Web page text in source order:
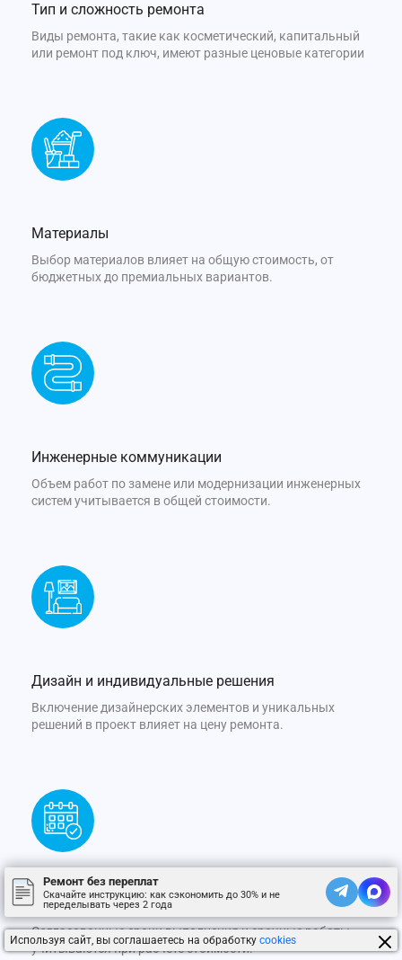
Тип и сложность ремонта
Виды ремонта, такие как косметический, капитальный
или ремонт под ключ, имеют разные ценовые категории
Материалы
Выбор материалов влияет на общую стоимость, от
бюджетных до премиальных вариантов.
Инженерные коммуникации
Объем работ по замене или модернизации инженерных
систем учитывается в общей стоимости.
Дизайн и индивидуальные решения
Включение дизайнерских элементов и уникальных
решений в проект влияет на цену ремонта.
Сроки выполнения
Согласованные сроки выполнения и срочные работы
учитываются при расчете стоимости.
Ремонт без переплат
Скачайте инструкцию: как сэкономить до 30% и не
переделывать через 2 года
Используя сайт, вы соглашаетесь на обработку cookies